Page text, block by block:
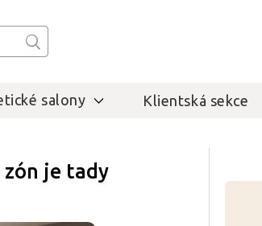
salony Klientská sekce
je tady